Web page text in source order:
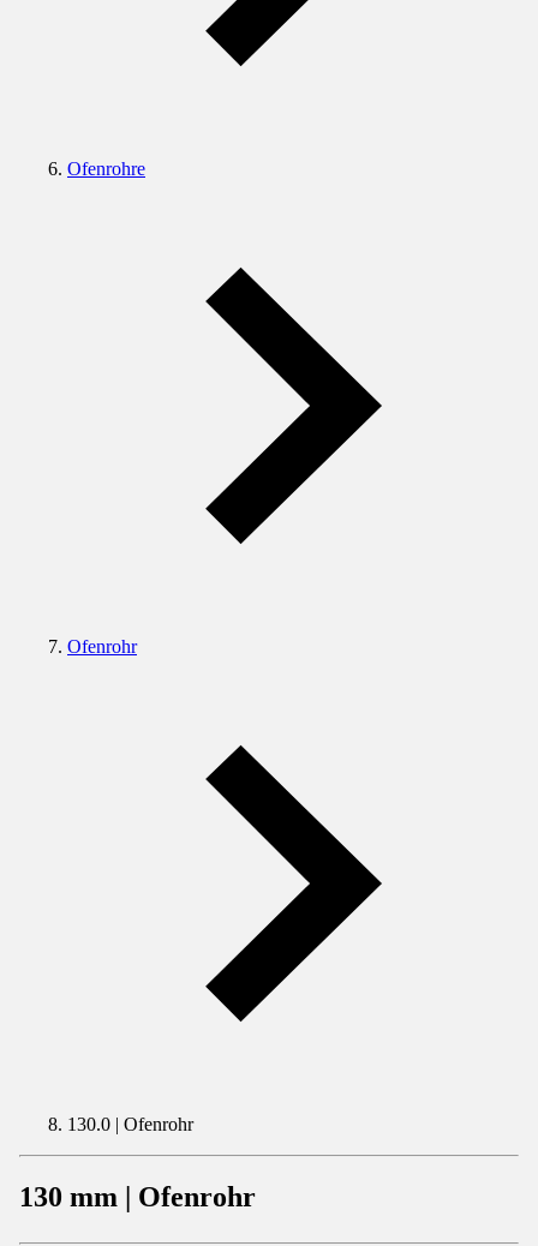
Ofenrohre
Ofenrohr
130.0 | Ofenrohr
130 mm | Ofenrohr